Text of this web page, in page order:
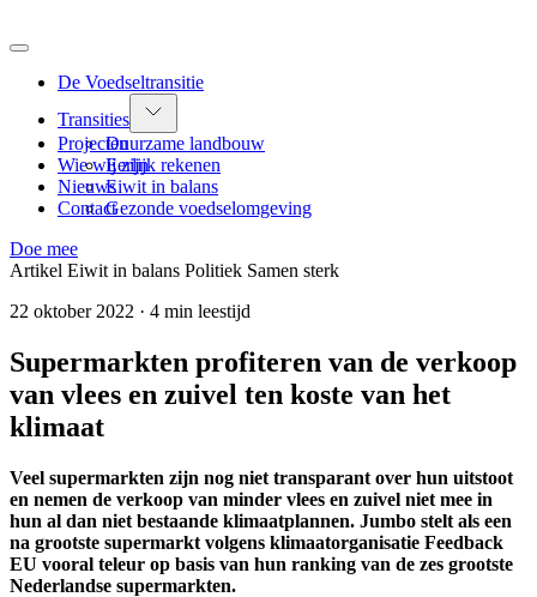
De Voedseltransitie
Transities
Duurzame landbouw
Eerlijk rekenen
Eiwit in balans
Gezonde voedselomgeving
Projecten
Wie wij zijn
Nieuws
Contact
Doe mee
Artikel Eiwit in balans Politiek Samen sterk
22 oktober 2022 · 4 min leestijd
Supermarkten profiteren van de verkoop
van vlees en zuivel ten koste van het
klimaat
Veel supermarkten zijn nog niet transparant over hun uitstoot
en nemen de verkoop van minder vlees en zuivel niet mee in
hun al dan niet bestaande klimaatplannen. Jumbo stelt als een
na grootste supermarkt volgens klimaatorganisatie Feedback
EU vooral teleur op basis van hun ranking van de zes grootste
Nederlandse supermarkten.